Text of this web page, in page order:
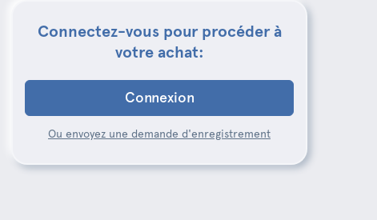
Connectez-vous pour procéder à
votre achat:
Connexion
Ou envoyez une demande d'enregistrement